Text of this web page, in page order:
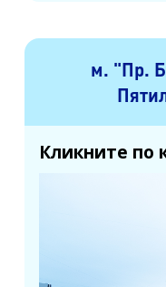
м. "Пр.
Кликните по